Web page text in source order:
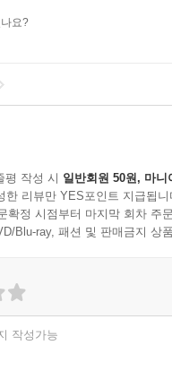
요?
평 작성 시 일반회원 50원, 마니
한 리뷰만 YES포인트 지급됩니
확정 시점부터 마지막 회차 주
Blu-ray, 패션 및 판매금지 상
작성가능